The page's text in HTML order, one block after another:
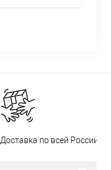
Доставка по всей России